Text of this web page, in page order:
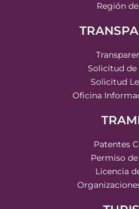
Región
Solicitud
Solicitud
Oficina
Patentes
Permiso
Licencia